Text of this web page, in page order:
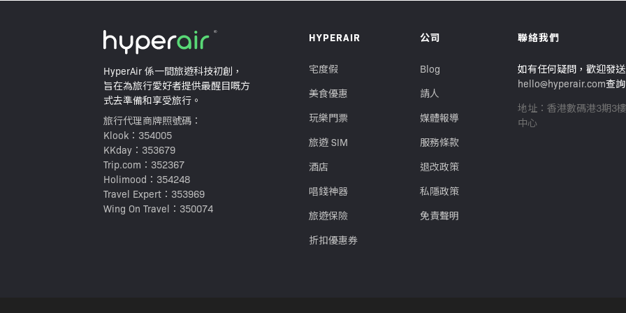
HyperAir 係一間旅遊科技初創，
旨在為旅行愛好者提供最醒目嘅方
式去準備和享受旅行。
旅行代理商牌照號碼：
Klook：354005
KKday：353679
Trip.com：352367
Holimood：354248
Travel Expert：353969
Wing On Travel：350074
HYPERAIR
宅度假
美食優惠
玩樂門票
旅遊 SIM
酒店
唱錢神器
旅遊保險
折扣優惠券
公司
Blog
請人
媒體報導
服務條款
退改政策
私隱政策
免責聲明
聯絡我們
如有任何疑問，歡迎發
hello@hyperair.com查詢
地址：香港數碼港3期3
中心